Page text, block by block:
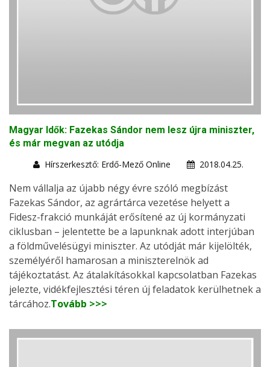
Magyar Idők: Fazekas Sándor nem lesz újra miniszter,
és már megvan az utódja
Hírszerkesztő: Erdő-Mező Online
2018.04.25.
Nem vállalja az újabb négy évre szóló megbízást
Fazekas Sándor, az agrártárca vezetése helyett a
Fidesz-frakció munkáját erősítené az új kormányzati
ciklusban – jelentette be a lapunknak adott interjúban
a földművelésügyi miniszter. Az utódját már kijelölték,
személyéről hamarosan a miniszterelnök ad
tájékoztatást. Az átalakításokkal kapcsolatban Fazekas
jelezte, vidékfejlesztési téren új feladatok kerülhetnek a
tárcához.Tovább >>>